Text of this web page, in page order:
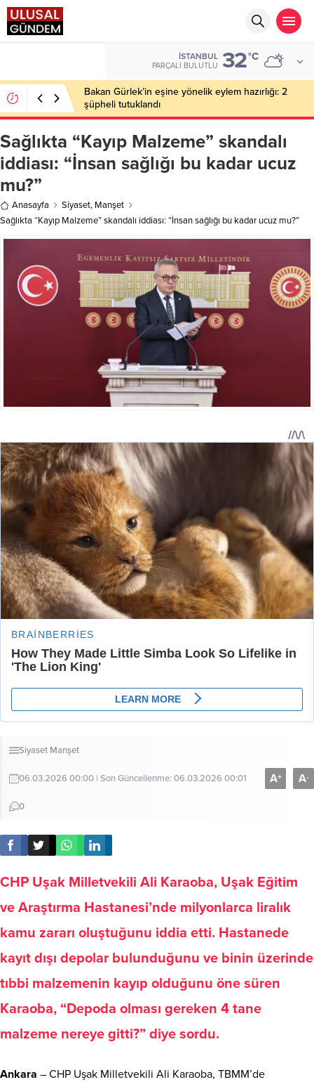
İSTANBUL
PARÇALI BULUTLU 32°C
Bakan Gürlek’in eşine yönelik eylem hazırlığı: 2
şüpheli tutuklandı
Sağlıkta “Kayıp Malzeme” skandalı
iddiası: “İnsan sağlığı bu kadar ucuz
mu?”
Anasayfa Siyaset, Manşet
Sağlıkta “Kayıp Malzeme” skandalı iddiası: “İnsan sağlığı bu kadar ucuz mu?”
Siyaset Manşet
06.03.2026 00:00 | Son Güncellenme: 06.03.2026 00:01
0
A+ A-
CHP Uşak Milletvekili Ali Karaoba, Uşak Eğitim
ve Araştırma Hastanesi’nde milyonlarca liralık
kamu zararı oluştuğunu iddia etti. Hastanede
kayıt dışı depolar bulunduğunu ve binin üzerinde
tıbbi malzemenin kayıp olduğunu öne süren
Karaoba, “Depoda olması gereken 4 tane
malzeme nereye gitti?” diye sordu.
Ankara – CHP Uşak Milletvekili Ali Karaoba, TBMM’de